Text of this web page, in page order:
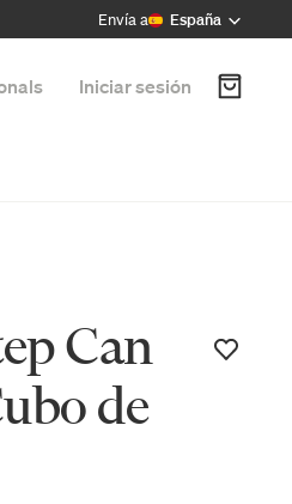
Envía a España
Iniciar sesión
Can
de